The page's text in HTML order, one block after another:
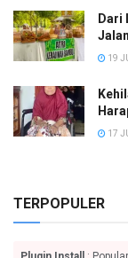
Dari
19
17
TERPOPULER